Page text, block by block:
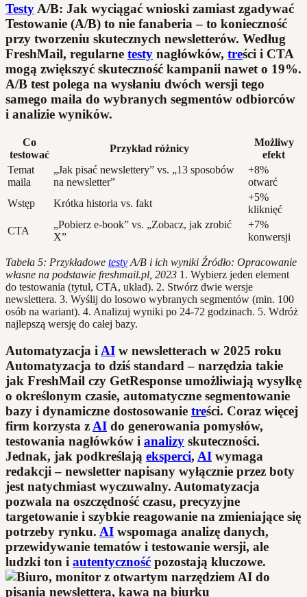
Testy A/B: Jak wyciągać wnioski zamiast zgadywać
Testowanie (A/B) to nie fanaberia – to konieczność
przy tworzeniu skutecznych newsletterów. Według
FreshMail, regularne testy nagłówków, treści i CTA
mogą zwiększyć skuteczność kampanii nawet o 19%.
A/B test polega na wysłaniu dwóch wersji tego
samego maila do wybranych segmentów odbiorców
i analizie wyników.
Co
testować
Przykład różnicy
Możliwy
efekt
Temat
maila
„Jak pisać newslettery” vs. „13 sposobów
na newsletter”
+8%
otwarć
Wstęp
Krótka historia vs. fakt
+5%
kliknięć
CTA
„Pobierz e-book” vs. „Zobacz, jak zrobić
X”
+7%
konwersji
Tabela 5: Przykładowe testyA/B i ich wyniki Źródło: Opracowanie
własne na podstawie freshmail.pl, 2023 1. Wybierz jeden element
do testowania (tytuł, CTA, układ). 2. Stwórz dwie wersje
newslettera. 3. Wyślij do losowo wybranych segmentów (min. 100
osób na wariant). 4. Analizuj wyniki po 24-72 godzinach. 5. Wdróż
najlepszą wersję do całej bazy.
Automatyzacja i AI w newsletterach w 2025 roku
Automatyzacja to dziś standard – narzędzia takie
jak FreshMail czy GetResponse umożliwiają wysyłkę
o określonym czasie, automatyczne segmentowanie
bazy i dynamiczne dostosowanie treści. Coraz więcej
firm korzysta z AI do generowania pomysłów,
testowania nagłówków i analizy skuteczności.
Jednak, jak podkreślają eksperci, AI wymaga
redakcji – newsletter napisany wyłącznie przez boty
jest natychmiast wyczuwalny. Automatyzacja
pozwala na oszczędność czasu, precyzyjne
targetowanie i szybkie reagowanie na zmieniające się
potrzeby rynku. AI wspomaga analizę danych,
przewidywanie tematów i testowanie wersji, ale
ludzki ton i autentyczność pozostają kluczowe.